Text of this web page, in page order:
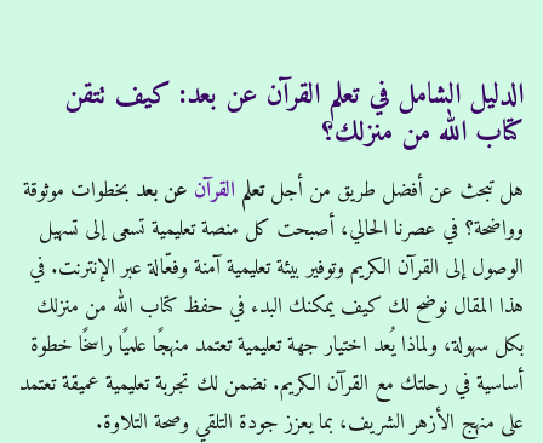
الدليل الشامل في تعلم القرآن عن بعد: كيف تتقن
كتاب الله من منزلك؟
هل تبحث عن أفضل طريق من أجلتعلم القرآن عن بعد بخطوات موثوقة
وواضحة؟ في عصرنا الحالي، أصبحت كل منصة تعليمية تسعى إلى تسهيل
الوصول إلى القرآن الكريم وتوفير بيئة تعليمية آمنة وفعّالة عبر الإنترنت. في
هذا المقال نوضح لك كيف يمكنك البدء في حفظ كتاب الله من منزلك
بكل سهولة، ولماذا يُعد اختيار جهة تعليمية تعتمد منهجًا علميًا راسخًا خطوة
أساسية في رحلتك مع القرآن الكريم. نضمن لك تجربة تعليمية عميقة تعتمد
على منهج الأزهر الشريف، بما يعزز جودة التلقي وصحة التلاوة.